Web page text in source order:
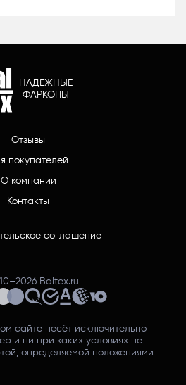
НАДЕЖНЫЕ
ФАРКОПЫ
Отзывы
покупателей
О компании
Контакты
соглашение
2026 Baltex.ru
сайте несёт исключительно
и ни при каких условиях не
определяемой положениями